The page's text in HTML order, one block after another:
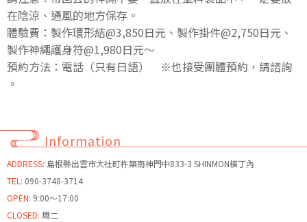
在陰涼、通風的地方保存。
體驗費：製作環形結@3,850日元、製作掛件@2,750日元、
製作神繩護身符@1,980日元～
預約方法：電話（只有日語） ※也接受團體預約，請諮詢
。
Information
ADDRESS: 島根縣出雲市大社町杵築南神門中833-3 SHINMON橫丁內
TEL: 090-3748-3714
OPEN: 9:00～17:00
CLOSED: 周二